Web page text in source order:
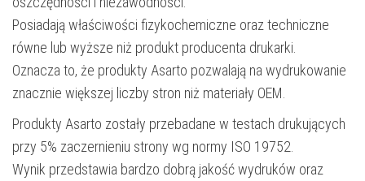
Posiadają właściwości fizykochemiczne oraz techniczne
równe lub wyższe niż produkt producenta drukarki.
Oznacza to, że produkty Asarto pozwalają na wydrukowanie
znacznie większej liczby stron niż materiały OEM.
Produkty Asarto zostały przebadane w testach drukujących
przy 5% zaczernieniu strony wg normy ISO 19752.
Wynik przedstawia bardzo dobrą jakość wydruków oraz